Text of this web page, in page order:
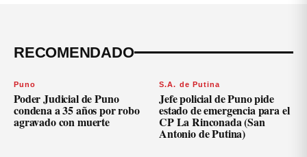
RECOMENDADO
Puno
Poder Judicial de Puno
condena a 35 años por robo
agravado con muerte
S.A. de Putina
Jefe policial de Puno pide
estado de emergencia para el
CP La Rinconada (San
Antonio de Putina)